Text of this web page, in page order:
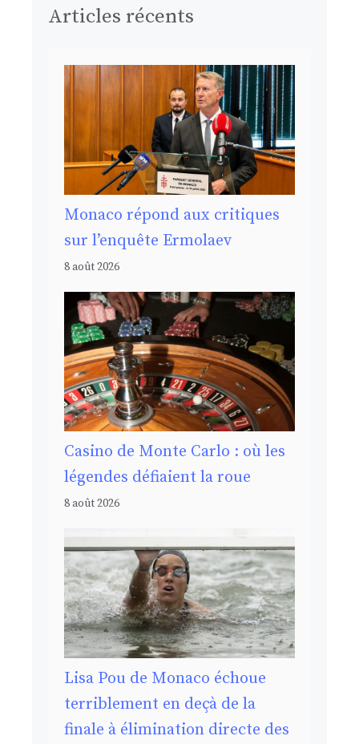
Articles récents
Monaco répond aux critiques
sur l’enquête Ermolaev
8 août 2026
Casino de Monte Carlo : où les
légendes défiaient la roue
8 août 2026
Lisa Pou de Monaco échoue
terriblement en deçà de la
finale à élimination directe des